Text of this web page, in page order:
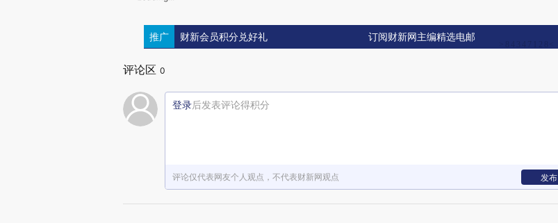
推广 财新会员积分兑好礼 订阅财新网主编精选电邮
评论区 0
登录后发表评论得积分
评论仅代表网友个人观点，不代表财新网观点 发布